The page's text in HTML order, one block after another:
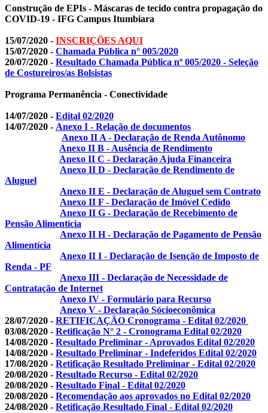
Construção de EPIs - Máscaras de tecido contra propagação do
COVID-19 - IFG Campus Itumbiara
15/07/2020 - INSCRIÇÕES AQUI
15/07/2020 - Chamada Pública n° 005/2020
20/07/2020 - Resultado Chamada Pública nº 005/2020 - Seleção
de Costureiros/as Bolsistas
Programa Permanência - Conectividade
14/07/2020 - Edital 02/2020
14/07/2020 - Anexo I - Relação de documentos
Anexo II A - Declaração de Renda Autônomo
Anexo II B - Ausência de Rendimento
Anexo II C - Declaração Ajuda Financeira
Anexo II D - Declaração de Rendimento de
Aluguel
Anexo II E - Declaração de Aluguel sem Contrato
Anexo II F - Declaração de Imóvel Cedido
Anexo II G - Declaração de Recebimento de
Pensão Alimentícia
Anexo II H - Declaração de Pagamento de Pensão
Alimentícia
Anexo II I - Declaração de Isenção de Imposto de
Renda - PF
Anexo III - Declaração de Necessidade de
Contratação de Internet
Anexo IV - Formulário para Recurso
Anexo V - Declaração Sócioeconômica
28/07/2020 - RETIFICAÇÃO Cronograma - Edital 02/2020
03/08/2020 - Retificação N° 2 - Cronograma Edital 02/2020
14/08/2020 - Resultado Preliminar - Aprovados Edital 02/2020
14/08/2020 - Resultado Preliminar - Indeferidos Edital 02/2020
17/08/2020 - Retificação Resultado Preliminar - Edital 02/2020
20/08/2020 - Resultado Recurso - Edital 02/2020
20/08/2020 - Resultado Final - Edital 02/2020
20/08/2020 - Recomendação aos aprovados no Edital 02/2020
24/08/2020 - Retificação Resultado Final - Edital 02/2020